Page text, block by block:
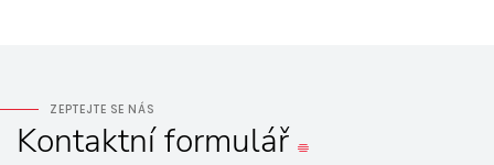
ZEPTEJTE SE NÁS
Kontaktníformulář